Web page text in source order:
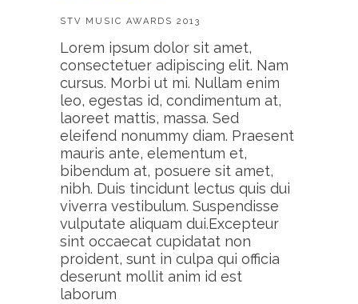
STV MUSIC AWARDS 2013
Lorem ipsum dolor sit amet,
consectetuer adipiscing elit. Nam
cursus. Morbi ut mi. Nullam enim
leo, egestas id, condimentum at,
laoreet mattis, massa. Sed
eleifend nonummy diam. Praesent
mauris ante, elementum et,
bibendum at, posuere sit amet,
nibh. Duis tincidunt lectus quis dui
viverra vestibulum. Suspendisse
vulputate aliquam dui.Excepteur
sint occaecat cupidatat non
proident, sunt in culpa qui officia
deserunt mollit anim id est
laborum